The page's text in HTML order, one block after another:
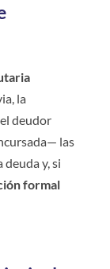
la
deudor
las
y, si
formal